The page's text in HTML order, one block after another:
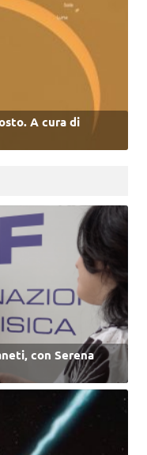
A cura di
con Serena